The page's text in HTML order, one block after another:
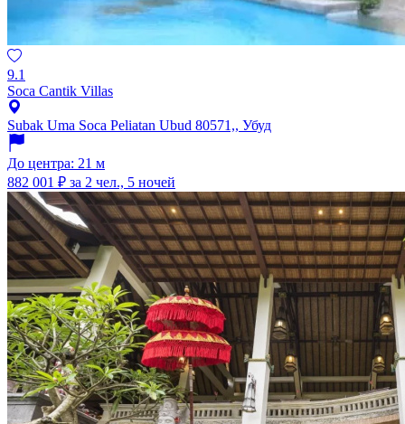
9.1
Soca Cantik Villas
Subak Uma Soca Peliatan Ubud 80571,, Убуд
До центра: 21 м
882 001 ₽ за 2 чел., 5 ночей